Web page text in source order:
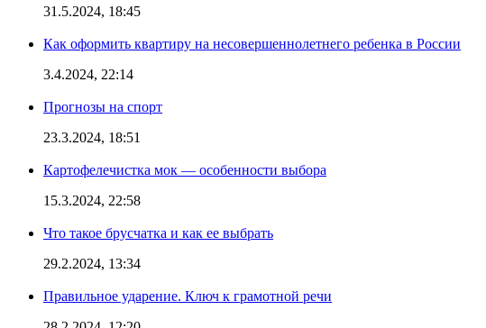
31.5.2024, 18:45
Как оформить квартиру на несовершеннолетнего ребенка в России
3.4.2024, 22:14
Прогнозы на спорт
23.3.2024, 18:51
Картофелечистка мок — особенности выбора
15.3.2024, 22:58
Что такое брусчатка и как ее выбрать
29.2.2024, 13:34
Правильное ударение. Ключ к грамотной речи